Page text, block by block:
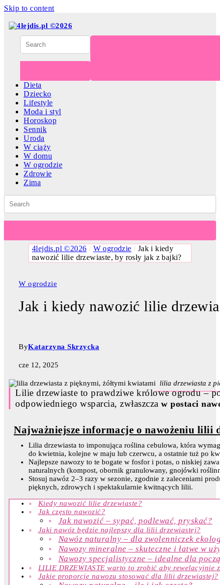
Skip to content
Dieta
Dziecko
Lifestyle
Moda i styl
Horoskop
Sennik
Uroda
W ciąży
W domu
W ogrodzie
Zdrowie
Zima
4lejdis.pl ©2026 / W ogrodzie / Jak i kiedy
nawozić lilie drzewiaste, by rosły jak z bajki?
W ogrodzie
Jak i kiedy nawozić lilie
ByKatarzyna Skrzycka
cze 12, 2025
lilia drzewiasta z
Lilie drzewiaste to prawdziwe królowe ogrodu –
odpowiedniego wsparcia, zwłaszcza w postaci
Najważniejsze informacje o nawożeniu lilii
Lilia drzewiasta to imponująca roślina cebulowa, która
do kwietnia, kolejne w maju lub czerwcu, a ostatnie tuż po
Najlepsze nawozy to te bogate w fosfor i potas, o niskiej
naturalnych (kompost, obornik granulowany, gnojówki
Stosuj nawóz 2–3 razy w sezonie, zgodnie z zaleceniami
pięknych, zdrowych i spektakularnie kwitnących lilii.
Kiedy nawozić lilie drzewiaste?
Jak często nawozić?
Jak nawozić – sypać, podlewać, pryskać?
Jaki nawóz będzie najlepszy dla lilii drzewiastej?
Nawóz naturalny – dla zwolenniczek
Nawozy mineralne – skuteczne i łatwe w
Nawozy specjalistyczne – idealne dla
LILIE DRZEWIASTE warto to zrobić aby rewelacyjnie
Jakie proporcje nawozu stosować dla lilii drzewiastej?